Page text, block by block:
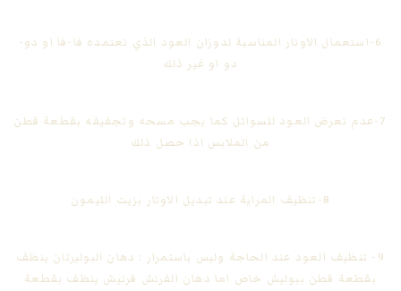
6-استعمال الاوتار المناسبة لدوزان العود الذي تعتمده فا-فا او دو-
دو او غير ذلك
7-عدم تعرض العود للسوائل كما يجب مسحه وتجفيفه بقطعة قطن
من الملابس اذا حصل ذلك
8-تنظيف المراية عند تبديل الاوتار بزيت الليمون
9- تنظيف العود عند الحاجة وليس باستمرار : دهان البوليرتان ينظف
بقطعة قطن ببوليش خاص اما دهان الفرنش فرنيش ينظف بقطعة